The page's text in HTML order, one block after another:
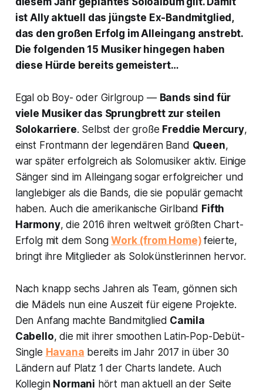
ist Ally aktuell das jüngste Ex-Bandmitglied,
das den großen Erfolg im Alleingang anstrebt.
Die folgenden 15 Musiker hingegen haben
diese Hürde bereits gemeistert…
Egal ob Boy- oder Girlgroup — Bands sind für
viele Musiker das Sprungbrett zur steilen
Solokarriere. Selbst der große Freddie Mercury,
einst Frontmann der legendären Band Queen,
war später erfolgreich als Solomusiker aktiv. Einige
Sänger sind im Alleingang sogar erfolgreicher und
langlebiger als die Bands, die sie populär gemacht
haben. Auch die amerikanische Girlband Fifth
Harmony, die 2016 ihren weltweit größten Chart-
Erfolg mit dem SongWork (from Home) feierte,
bringt ihre Mitglieder als Solokünstlerinnen hervor.
Nach knapp sechs Jahren als Team, gönnen sich
die Mädels nun eine Auszeit für eigene Projekte.
Den Anfang machte Bandmitglied Camila
Cabello, die mit ihrer smoothen Latin-Pop-Debüt-
Single Havana bereits im Jahr 2017 in über 30
Ländern auf Platz 1 der Charts landete. Auch
Kollegin Normani hört man aktuell an der Seite